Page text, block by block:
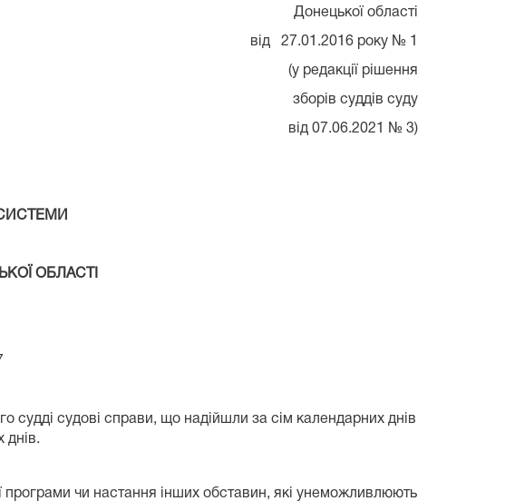
Донецької області
27.01.2016 року № 1
редакції рішення
суддів суду
07.06.2021 № 3)
ОБЛАСТІ
судді судові справи, що надійшли за сім календарних днів
днів.
чи настання інших обставин, які унеможливлюють